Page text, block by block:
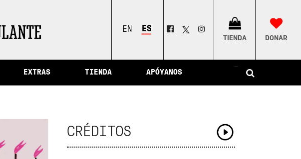
ENGLISHESPAÑOL
TIENDA DONAR
EXTRAS TIENDA APÓYANOS
–
CRÉDITOS